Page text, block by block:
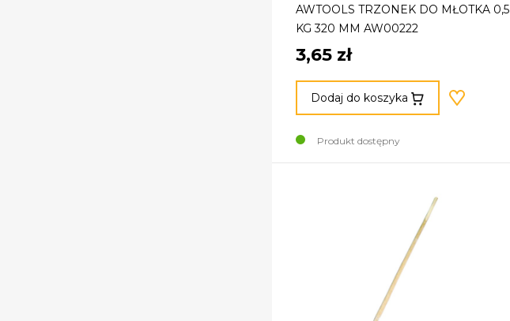
AWTOOLS TRZONEK DO MŁOTKA 0,5
KG 320 MM AW00222
3,65 zł
Dodaj do koszyka
Produkt dostępny